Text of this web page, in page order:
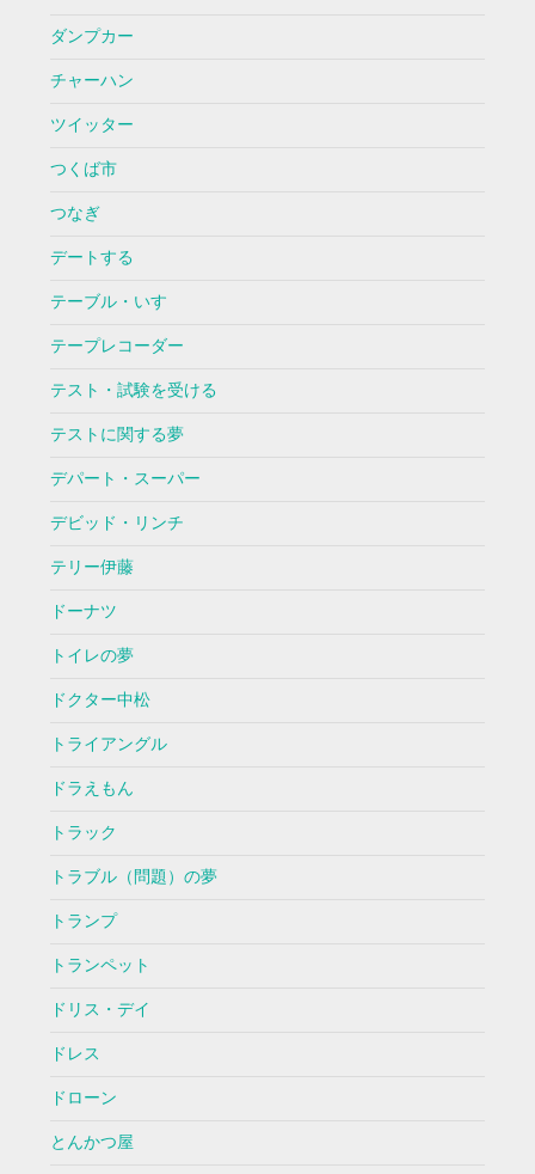
ダンプカー
チャーハン
ツイッター
つくば市
つなぎ
デートする
テーブル・いす
テープレコーダー
テスト・試験を受ける
テストに関する夢
デパート・スーパー
デビッド・リンチ
テリー伊藤
ドーナツ
トイレの夢
ドクター中松
トライアングル
ドラえもん
トラック
トラブル（問題）の夢
トランプ
トランペット
ドリス・デイ
ドレス
ドローン
とんかつ屋